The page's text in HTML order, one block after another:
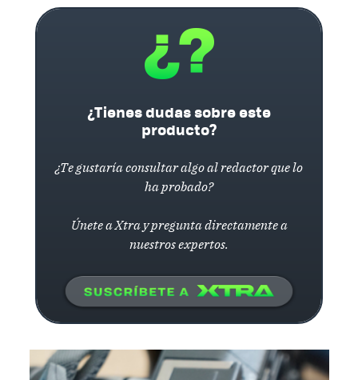
¿Tienes dudas sobre este
producto?
¿Te gustaría consultar algo al redactor que lo
ha probado?
Únete a Xtra y pregunta directamente a
nuestros expertos.